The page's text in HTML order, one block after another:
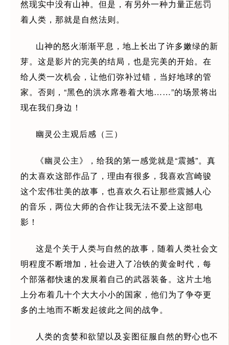
然现实中没有山神。但是，有另外一种力量正惩罚
着人类，那就是自然法则。
山神的怒火渐渐平息，地上长出了许多嫩绿的新
芽。这是影片的完美的结局，也是完美的开始。在
给人类一次机会，让他们弥补过错，当好地球的管
家。否则，“黑色的洪水席卷着大地……”的场景将出
现在我们身边！
幽灵公主观后感（三）
《幽灵公主》，给我的第一感觉就是“震撼”。真
的太喜欢这部作品了，理由有很多，我喜欢宫崎骏
这个宏伟壮美的故事，也喜欢久石让那些震撼人心
的音乐，两位大师的合作让我无法不爱上这部电
影！
这是个关于人类与自然的故事，随着人类社会文
明程度不断增加，社会进入了冶铁的黄金时代，每
个部落都快速的发展着自己的武器装备。这片土地
上分布着几十个大大小小的国家，他们为了争夺更
多的土地而不断发起彼此之间的战争。
人类的贪婪和欲望以及妄图征服自然的野心也不